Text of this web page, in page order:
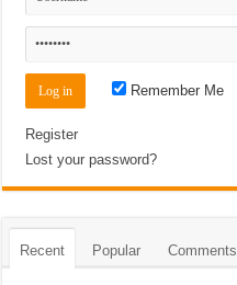
Remember Me
Register
Lost your password?
Recent Popular Comments